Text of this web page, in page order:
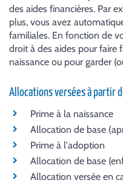
des aides financières. Par
plus, vous avez
familiales. En fonction de
droit à des aides pour faire
naissance ou pour garder
Allocations versées à partir
Prime à la naissance
Allocation de base
Prime à l'adoption
Allocation de base
Allocation versée en